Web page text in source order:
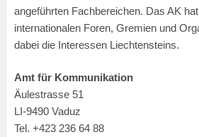
angeführten Fachbereichen. Das AK
internationalen Foren, Gremien und
dabei die Interessen Liechtensteins.
Amt für Kommunikation
Äulestrasse 51
LI-9490 Vaduz
Tel. +423 236 64 88